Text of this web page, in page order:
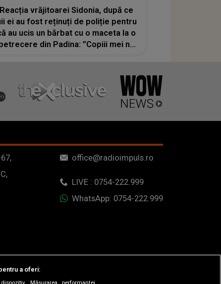
Reacția vrăjitoarei Sidonia, după ce
ei au fost reținuți de poliție pentru
au ucis un bărbat cu o maceta la o
din Padina: ”Copiii mei nu
office@radioimpuls.ro
LIVE : 0754-222.999
WhatsApp: 0754-222.999
a oferi: